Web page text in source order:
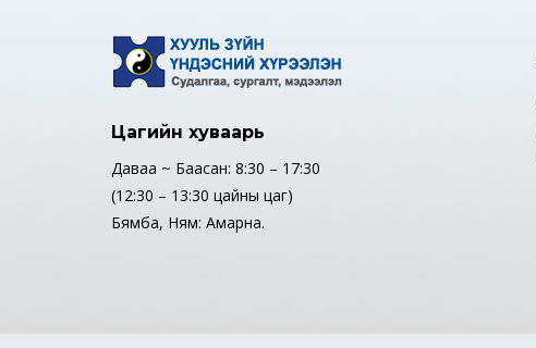
Цагийн хуваарь
Даваа ~ Баасан: 8:30 – 17:30
(12:30 – 13:30 цайны цаг)
Бямба, Ням: Амарна.